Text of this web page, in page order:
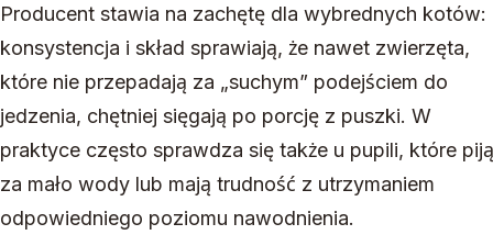
Producent stawia na zachętę dla wybrednych kotów:
konsystencja i skład sprawiają, że nawet zwierzęta,
które nie przepadają za „suchym” podejściem do
jedzenia, chętniej sięgają po porcję z puszki. W
praktyce często sprawdza się także u pupili, które piją
za mało wody lub mają trudność z utrzymaniem
odpowiedniego poziomu nawodnienia.